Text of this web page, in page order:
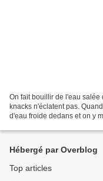
On fait bouillir de l'eau
knacks n'éclatent pas.
d'eau froide dedans et on y
Hébergé par Overblog
Top articles